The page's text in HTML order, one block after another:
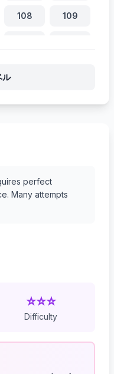
108 109
ル
perfect
Many attempts
⭐⭐⭐
Difficulty